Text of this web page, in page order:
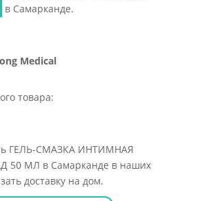
в Самарканде.
Medical
товара:
ГЕЛЬ-СМАЗКА ИНТИМНАЯ
50 МЛ в Самарканде в наших
доставку на дом.